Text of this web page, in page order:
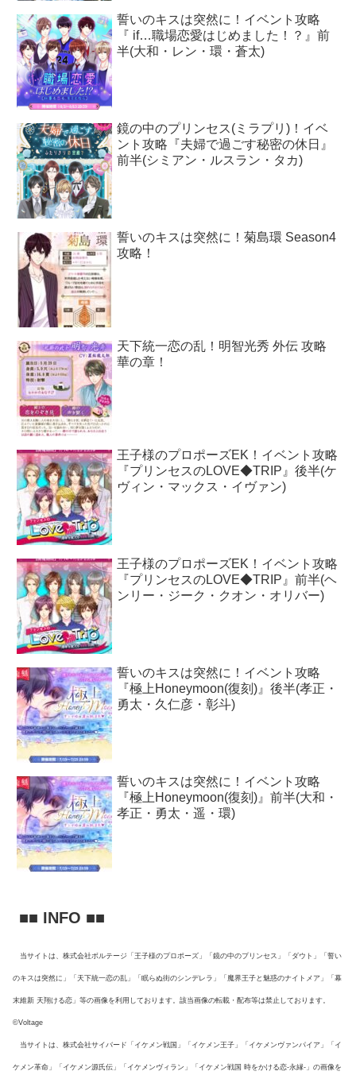
誓いのキスは突然に！イベント攻略
『 if…職場恋愛はじめました！？』前
半(大和・レン・環・蒼太)
鏡の中のプリンセス(ミラプリ)！イベ
ント攻略『夫婦で過ごす秘密の休日』
前半(シミアン・ルスラン・タカ)
誓いのキスは突然に！菊島環 Season4
攻略！
天下統一恋の乱！明智光秀 外伝 攻略
華の章！
王子様のプロポーズEK！イベント攻略
『プリンセスのLOVE◆TRIP』後半(ケ
ヴィン・マックス・イヴァン)
王子様のプロポーズEK！イベント攻略
『プリンセスのLOVE◆TRIP』前半(ヘ
ンリー・ジーク・クオン・オリバー)
誓いのキスは突然に！イベント攻略
『極上Honeymoon(復刻)』後半(孝正・
勇太・久仁彦・彰斗)
誓いのキスは突然に！イベント攻略
『極上Honeymoon(復刻)』前半(大和・
孝正・勇太・遥・環)
■■ INFO ■■
当サイトは、株式会社ボルテージ「王子様のプロポーズ」「鏡の中のプリンセス」「ダウト」「誓い
のキスは突然に」「天下統一恋の乱」「眠らぬ街のシンデレラ」「魔界王子と魅惑のナイトメア」「幕
末維新 天翔ける恋」等の画像を利用しております。該当画像の転載・配布等は禁止しております。
©Voltage
当サイトは、株式会社サイバード「イケメン戦国」「イケメン王子」「イケメンヴァンパイア」「イ
ケメン革命」「イケメン源氏伝」「イケメンヴィラン」「イケメン戦国 時をかける恋-永縁-」の画像を